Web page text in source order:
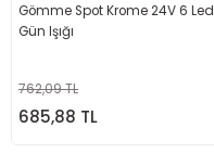
Gömme Spot Krome 24V 6 Led
Gün Işığı
762,09 TL
685,88 TL